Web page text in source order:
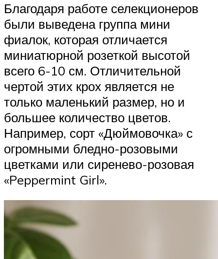
Благодаря работе селекционеров
были выведена группа мини
фиалок, которая отличается
миниатюрной розеткой высотой
всего 6-10 см. Отличительной
чертой этих крох является не
только маленький размер, но и
большее количество цветов.
Например, сорт «Дюймовочка» с
огромными бледно-розовыми
цветками или сиренево-розовая
«Peppermint Girl».